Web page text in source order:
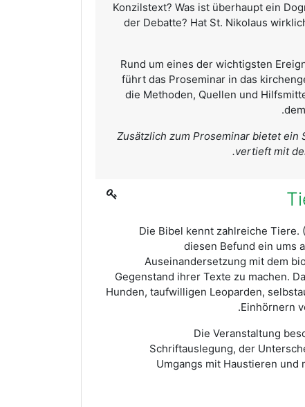
Konzilstext? Was ist überhaupt ein
der Debatte? Hat St. Nikolaus
Rund um eines der wichtigsten
führt das Proseminar in das
die Methoden, Quellen und
Zusätzlich zum Proseminar bietet ein
vertieft mit
Die Bibel kennt zahlreiche
diesen Befund ein ums
Auseinandersetzung mit dem
Gegenstand ihrer Texte zu machen.
Hunden, taufwilligen Leoparden,
Einhörnern
Die Veranstaltung
Schriftauslegung, der
Umgangs mit Haustieren und